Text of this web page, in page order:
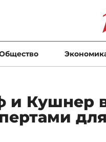
и Кушнер